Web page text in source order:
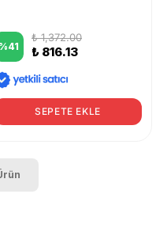
%41
₺ 1,372.00
₺ 816.13
SEPETE EKLE